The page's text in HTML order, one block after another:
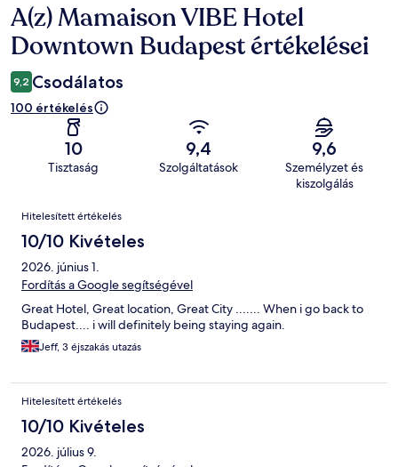
Értékelések
A(z) Mamaison VIBE Hotel
Downtown Budapest értékelései
9,2 Csodálatos
100 értékelés
10
Tisztaság
9,4
Szolgáltatások
9,6
Személyzet és
kiszolgálás
Értékelések
Hitelesített értékelés
10/10 Kivételes
2026. június 1.
Fordítás a Google segítségével
Great Hotel, Great location, Great City ....... When i go back to
Budapest.... i will definitely being staying again.
Jeff, 3 éjszakás utazás
Hitelesített értékelés
10/10 Kivételes
2026. július 9.